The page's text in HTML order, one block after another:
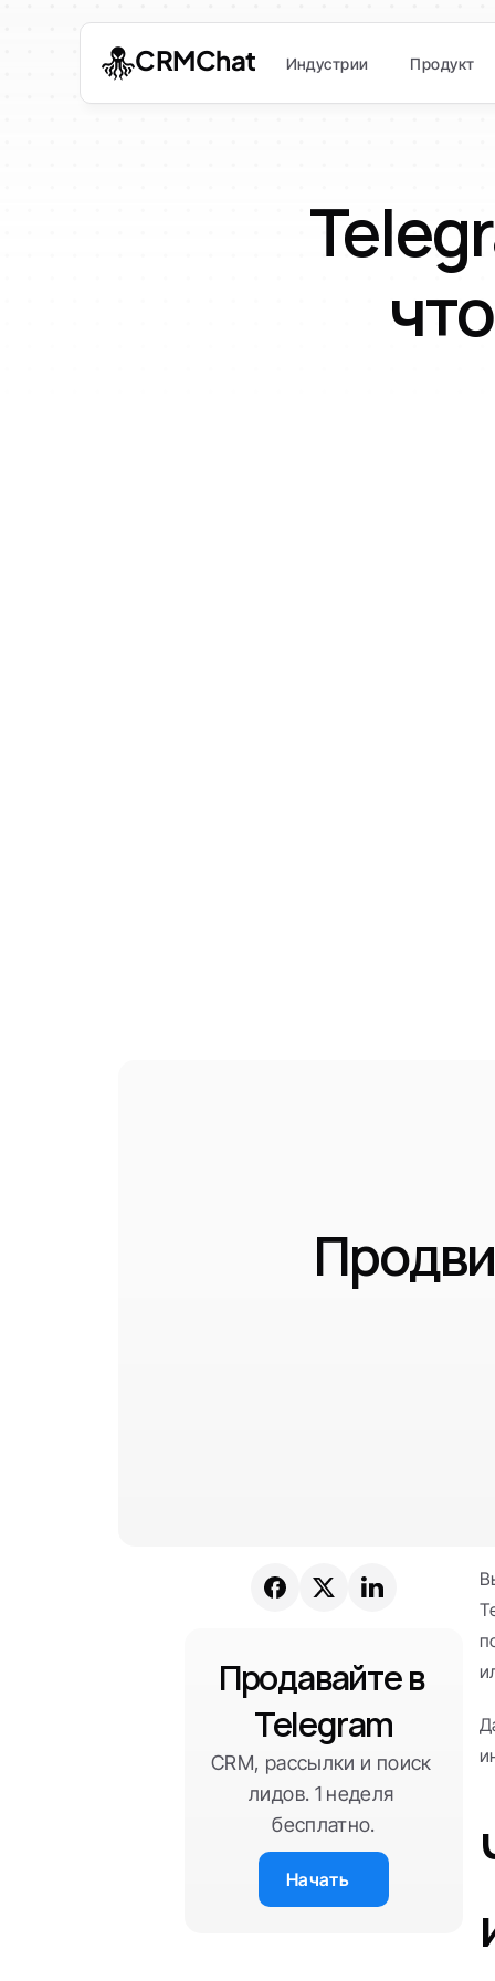
Продавайте в
Telegram
CRM, рассылки и поиск
лидов. 1 неделя
бесплатно.
Начать
CRMChat Индустрии Продукт